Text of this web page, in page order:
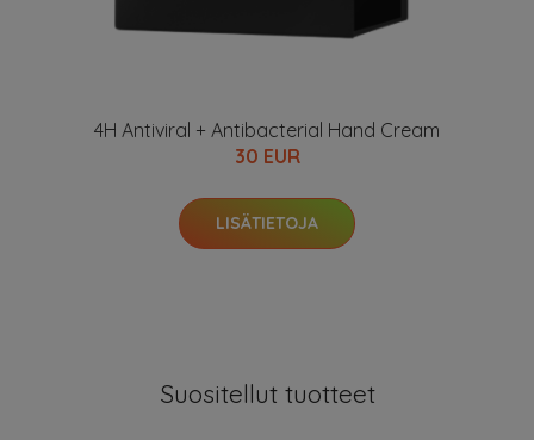
4H Antiviral + Antibacterial Hand Cream
30 EUR
LISÄTIETOJA
Suositellut tuotteet